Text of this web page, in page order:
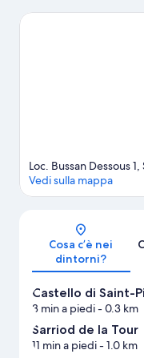
Adventure meritano una
Loc. Bussan Dessous
Vedi sulla mappa
Cosa c’è nei
dintorni?
Castello di Saint-
3 min a piedi- 0.3 km
Sarriod de la Tour
11 min a piedi- 1.0 km